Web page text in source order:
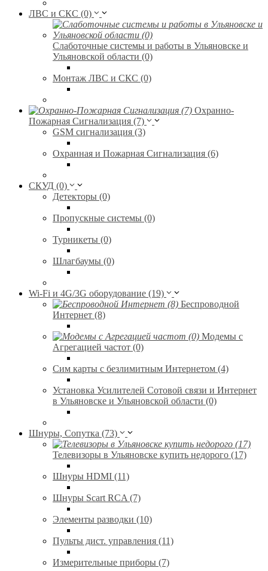
ЛВС и СКС (0)
Слаботочные системы и работы в Ульяновске и
Ульяновской области (0)
Монтаж ЛВС и СКС (0)
Охранно-
Пожарная Сигнализация (7)
GSM сигнализация (3)
Охранная и Пожарная Сигнализация (6)
СКУД (0)
Детекторы (0)
Пропускные системы (0)
Турникеты (0)
Шлагбаумы (0)
Wi-Fi и 4G/3G оборудование (19)
Беспроводной
Интернет (8)
Модемы с
Агрегацией частот (0)
Сим карты с безлимитным Интернетом (4)
Установка Усилителей Сотовой связи и Интернет
в Ульяновске и Ульяновской области (0)
Шнуры, Сопутка (73)
Телевизоры в Ульяновске купить недорого (17)
Шнуры HDMI (11)
Шнуры Scart RCA (7)
Элементы разводки (10)
Пульты дист. управления (11)
Измерительные приборы (7)